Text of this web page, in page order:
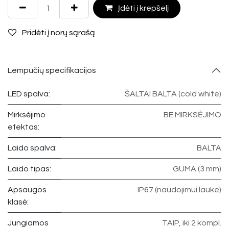
Įdėti į krepšelį
Pridėti į norų sąrašą
Lempučių specifikacijos
LED spalva: ŠALTAI BALTA (cold white)
Mirksėjimo
efektas:
BE MIRKSĖJIMO
Laido spalva: BALTA
Laido tipas: GUMA (3 mm)
Apsaugos
klasė:
IP67 (naudojimui lauke)
Jungiamos
TAIP, iki 2 kompl.